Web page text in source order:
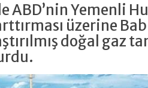
ABD’nin Yemenli
üzerine
doğal gaz